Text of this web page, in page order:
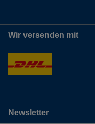
Wir versenden mit
Newsletter